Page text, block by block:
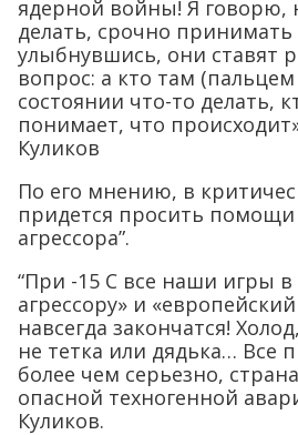
ядерной войны! Я говорю,
делать, срочно
улыбнувшись, они ставят
вопрос: а кто там
состоянии что-то делать,
понимает, что
Куликов
По его мнению, в
придется просить помощи
агрессора”.
“При -15 С все наши игры в
агрессору» и
навсегда закончатся!
не тетка или дядька… Все
более чем серьезно,
опасной техногенной
Куликов.